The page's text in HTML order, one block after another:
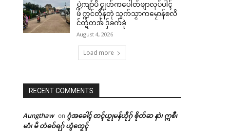
ပ္ဍဲကျာ်ပိ င္ရုဟ်ကပေါတ်ဖျာလုပ်ပါၚ်
ဖဴ က္ဍင်တိုန်တုဲ သွက်သၟာကမၠောန်စလိ
င်တ္ရဲတအ် ဒှ်ခက်ခုဲ
August 4, 2026
Load more
RECENT COMMENTS
Aungthaw on ဂွံအခေါၚ် တၚ်ယၟုမန်ဟီုဂှ် ၜိုတ်ဆ နာဲ၊ ဣစဳ၊
မာံ၊ မိ တံဓဝ်ရဂှ် ဟွံတၟေၚ်